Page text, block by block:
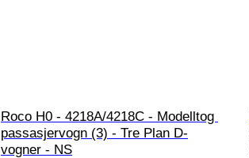
Roco H0 - 4218A/4218C - Modelltog
passasjervogn (3) - Tre Plan D-
vogner - NS